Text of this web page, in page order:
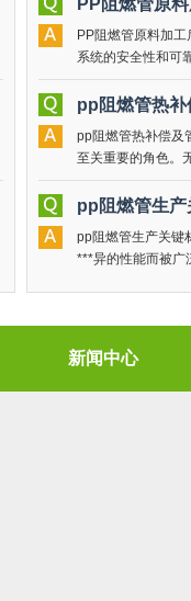
PP阻燃管原料加
系统的安全性和可
场合，阻燃性能成
pp阻燃管热
pp阻燃管热补偿及
至关重要的角色。
生产与消费的纽带
pp阻燃管生
pp阻燃管生产关键
***异的性能而被广
新闻中心